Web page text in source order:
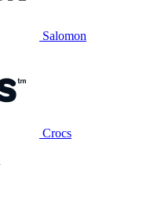
Salomon
Crocs